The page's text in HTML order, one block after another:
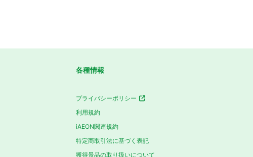
各種情報
プライバシーポリシー
利用規約
iAEON関連規約
特定商取引法に基づく表記
獲得景品の取り扱いについて